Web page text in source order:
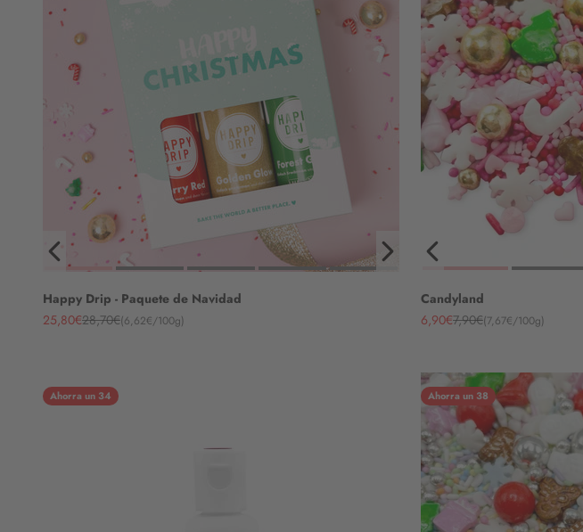
Happy Drip - Paquete de Navidad
Angebot
25,80€Regulärer Preis
28,70€(6,62€/100g)
Candyland
Angebot
6,90€Regulärer Preis
7,90€(7,67€/100g)
Ahorra un 34 Ahorra un 38